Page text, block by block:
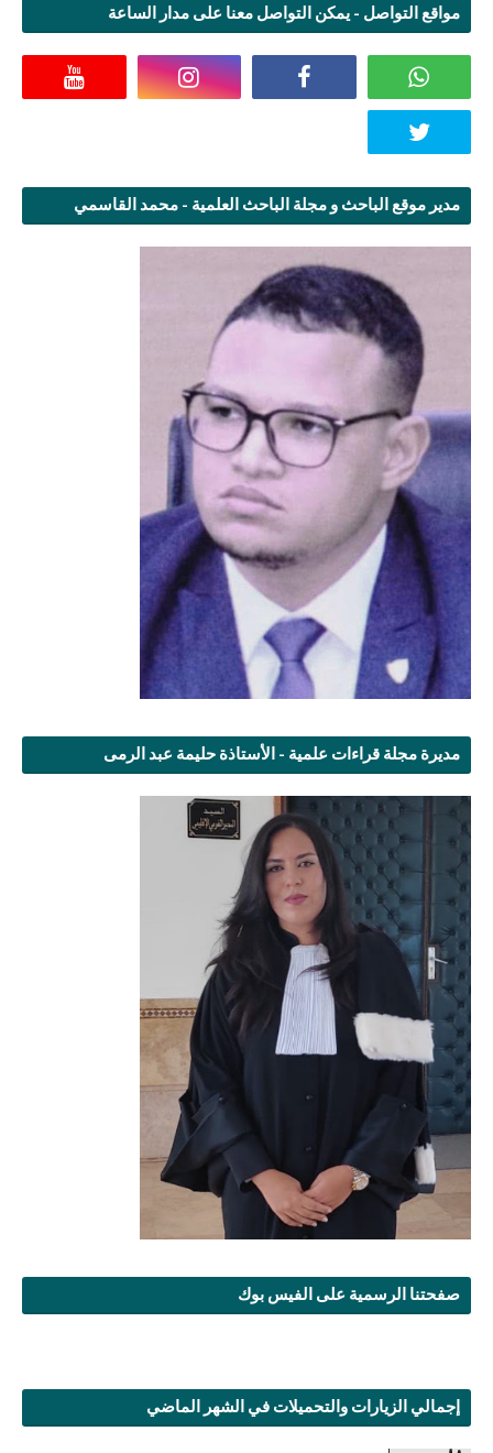
مواقع التواصل - يمكن التواصل معنا على مدار الساعة
مدير موقع الباحث و مجلة الباحث العلمية - محمد القاسمي
مديرة مجلة قراءات علمية - الأستاذة حليمة عبد الرمى
صفحتنا الرسمية على الفيس بوك
إجمالي الزيارات والتحميلات في الشهر الماضي